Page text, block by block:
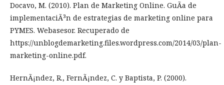
Docavo, M. (2010). Plan de Marketing Online. GuÃ­a de
implementaciÃ³n de estrategias de marketing online para
PYMES. Webasesor. Recuperado de
https://unblogdemarketing.files.wordpress.com/2014/03/plan-
marketing-online.pdf.
HernÃ¡ndez, R., FernÃ¡ndez, C. y Baptista, P. (2000).